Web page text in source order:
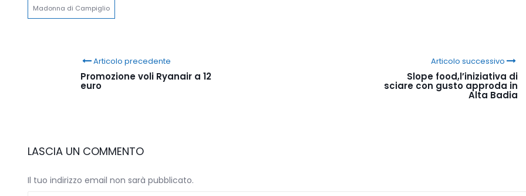
Madonna di Campiglio
Articolo precedente
Promozione voli Ryanair a 12
euro
Articolo successivo
Slope food,l’iniziativa di
sciare con gusto approda in
Alta Badia
LASCIA UN COMMENTO
Il tuo indirizzo email non sarà pubblicato.